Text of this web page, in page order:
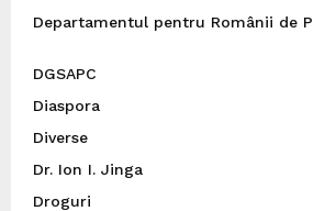
Departamentul pentru Românii de
DGSAPC
Diaspora
Diverse
Dr. Ion I. Jinga
Droguri